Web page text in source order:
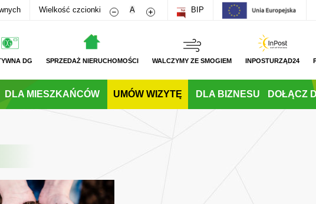
Wielkość czcionki Zmniejsz rozmiar czcionki
A Zwiększ rozmiar czcionki
BIP
DG SPRZEDAŻ NIERUCHOMOŚCI WALCZYMY ZE SMOGIEM INPOSTURZĄD24
DLA MIESZKAŃCÓW UMÓW WIZYTĘ DLA BIZNESU DOŁĄCZ